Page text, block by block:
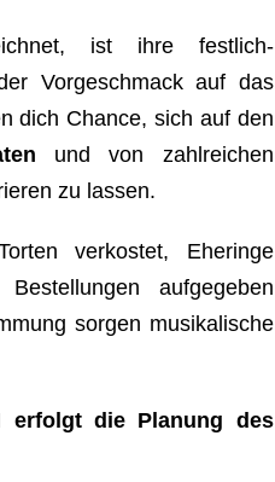
ist ihre festlich-
Vorgeschmack auf das
dich Chance, sich auf den
und von zahlreichen
zu lassen.
verkostet, Eheringe
aufgegeben
sorgen musikalische
erfolgt die Planung des